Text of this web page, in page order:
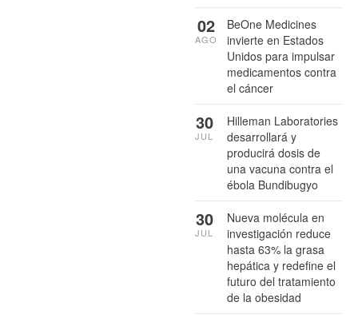
BeOne Medicines
invierte en Estados
Unidos para impulsar
medicamentos contra
el cáncer
02
AGO
Hilleman Laboratories
desarrollará y
producirá dosis de
una vacuna contra el
ébola Bundibugyo
30
JUL
Nueva molécula en
investigación reduce
hasta 63% la grasa
hepática y redefine el
futuro del tratamiento
de la obesidad
30
JUL